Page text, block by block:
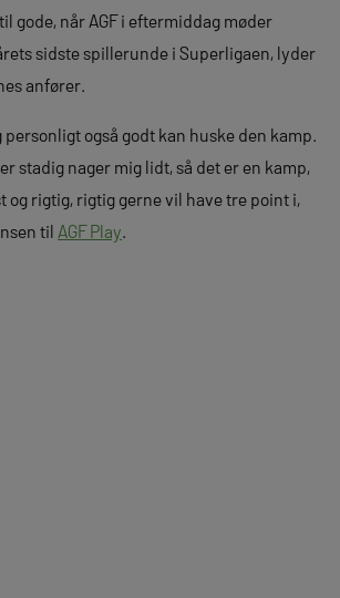
gode, når AGF i eftermiddag møder
sidste spillerunde i Superligaen, lyder
anfører.
personligt også godt kan huske den kamp.
stadig nager mig lidt, så det er en kamp,
og rigtig, rigtig gerne vil have tre point i,
til AGF Play.